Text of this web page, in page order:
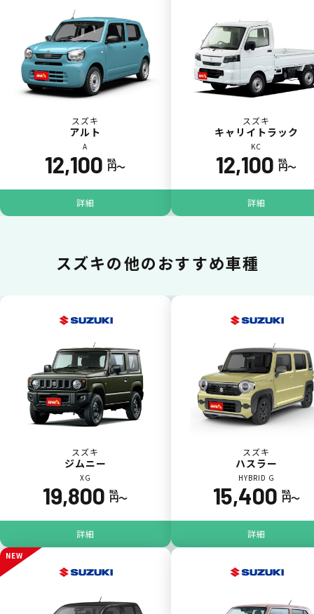
いままで難しかったカーリースの利用料金を
一括（一回）払いで可能。
ポイントが貯まる
POINT
5
ジョイカル たすカッター3
スズキ
アルト
A
12,100 税込
円〜
詳細
スズキ
キャリイトラック
KC
12,100 税込
円〜
詳細
スズキの他のおすすめ車種
スズキ
ジムニー
XG
19,800 税込
円〜
詳細
スズキ
ハスラー
HYBRID G
15,400 税込
円〜
詳細
NEW